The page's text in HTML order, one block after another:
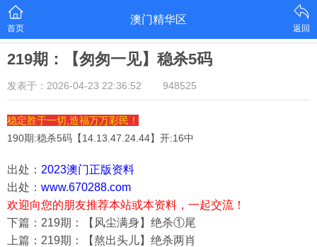
首页
澳门精华区
返回
219期：【匆匆一见】稳杀5码
发表于：2026-04-23 22:36:52 948525
稳定胜于一切,造福万万彩民！
190期:稳杀5码【14.13.47.24.44】开:16中
出处： 2023澳门正版资料
出处： www.670288.com
欢迎向您的朋友推荐本站或本资料，一起交流！
下篇：219期：【风尘满身】绝杀①尾
上篇：219期：【熬出头儿】绝杀两肖